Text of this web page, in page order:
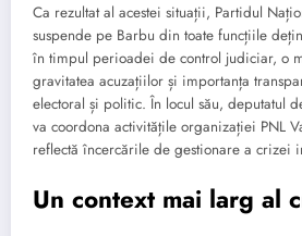
Ca rezultat al acestei situații, Partidul
suspende pe Barbu din toate funcțiile
în timpul perioadei de control judiciar, o
gravitatea acuzațiilor și importanța
electoral și politic. În locul său, deputatul
va coordona activitățile organizației PNL
reflectă încercările de gestionare a crizei
Un context mai larg al